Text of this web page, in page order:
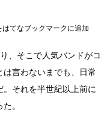
、そこで人気バンドがコ
言わないまでも、日常
それを半世紀以上前に
。